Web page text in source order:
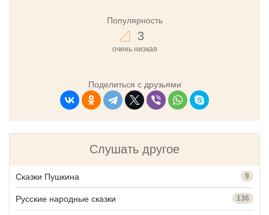
Популярность
3
очень низкая
Поделиться с друзьями
Слушать другое
Сказки Пушкина 9
Русские народные сказки 136